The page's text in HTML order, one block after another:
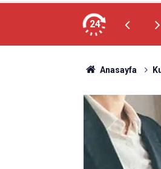
24
Alımı: İkamet Şartı Yok
Anasayfa